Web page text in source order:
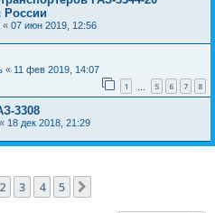
России
« 07 июн 2019, 12:56
« 11 фев 2019, 14:07
1 5 6 7 8
3308
« 18 дек 2018, 21:29
2 3 4 5